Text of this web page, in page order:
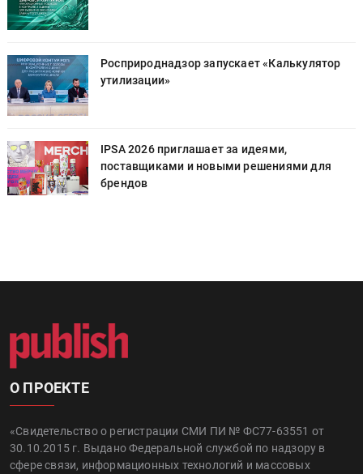
Росприроднадзор запускает «Калькулятор
утилизации»
IPSA 2026 приглашает за идеями,
поставщиками и новыми решениями для
брендов
О ПРОЕКТЕ
«Свидетельство о регистрации СМИ ПИ № ФС77-63551 от
30.10.2015 г. Выдано Федеральной службой по надзору в
сфере связи, информационных технологий и массовых